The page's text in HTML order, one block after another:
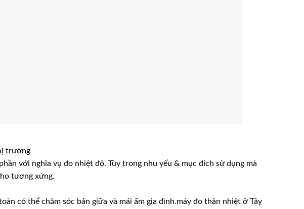
trường
với nghĩa vụ đo nhiệt độ. Tùy trong nhu yếu & mục đích sử dụng mà
tương xứng.
có thể chăm sóc bản giữa và mái ấm gia đình.máy đo thân nhiệt ở Tây